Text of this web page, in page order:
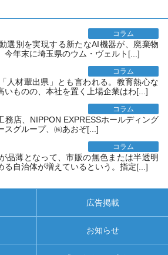
コラム
選別を実現する新たなAI機器が、廃棄物
今年末に埼玉県のウム・ヴェルト[...]
コラム
人材輩出県」とも言われる。教育熱心な
いものの、本社を置く上場企業はわ[...]
コラム
店、NIPPON EXPRESSホールディング
スグループ、㈱あおぞ[...]
コラム
品薄となって、市販の無色または半透明
る自治体が増えているという。指定[...]
広告掲載
お知らせ